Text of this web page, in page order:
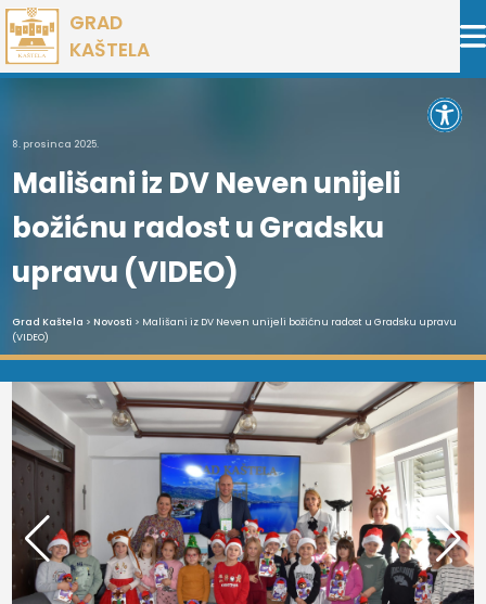
Preskoči
na
sadržaj
GRAD
KAŠTELA
8. prosinca 2025.
Mališani iz DV Neven unijeli
božićnu radost u Gradsku
upravu (VIDEO)
Grad Kaštela > Novosti > Mališani iz DV Neven unijeli božićnu radost u Gradsku upravu
(VIDEO)